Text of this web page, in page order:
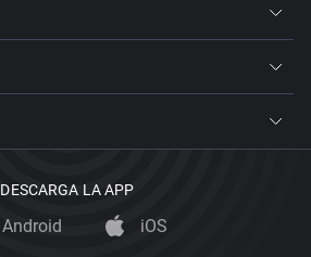
DESCARGA LA APP
Android iOS